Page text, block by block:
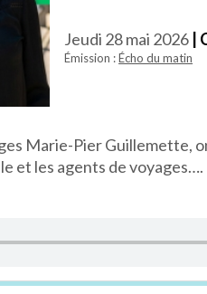
Jeudi 28 mai 2026
Émission :Écho du matin
Marie-Pier
et les agents de voyages….